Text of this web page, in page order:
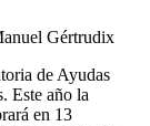
Gértrudix
de Ayudas
Este año la
en 13